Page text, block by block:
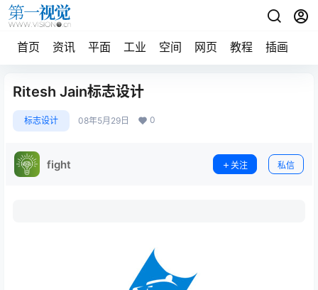
首页 资讯 平面 工业 空间 网页 教程 插画
Ritesh Jain标志设计
标志设计 08年5月29日 0
fight 关注 私信